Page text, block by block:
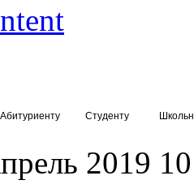
Абитуриенту Студенту
2019